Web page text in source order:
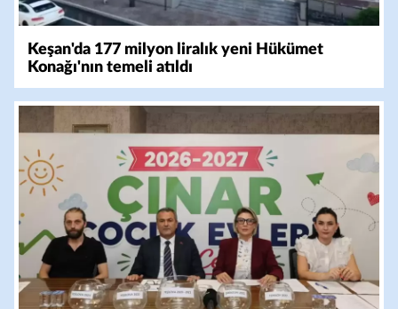
Keşan'da 177 milyon liralık yeni Hükümet
Konağı'nın temeli atıldı